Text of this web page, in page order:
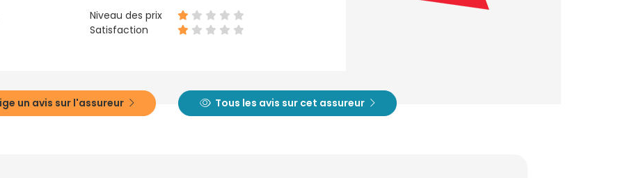
Niveau des prix
Satisfaction
un avis sur l'assureur Tous les avis sur cet assureur